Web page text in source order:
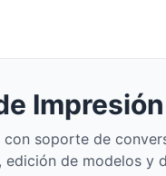
soporte de
de modelos y